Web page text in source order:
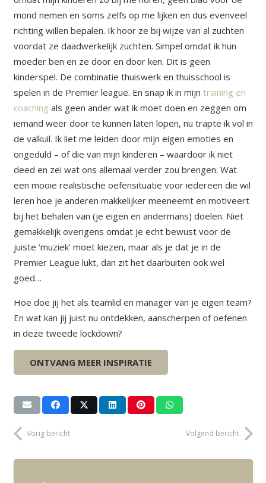
mond nemen en soms zelfs op me lijken en dus evenveel
richting willen bepalen. Ik hoor ze bij wijze van al zuchten
voordat ze daadwerkelijk zuchten. Simpel omdat ik hun
moeder ben en ze door en door ken. Dit is geen
kinderspel. De combinatie thuiswerk en thuisschool is
spelen in de Premier league. En snap ik in mijn training en
coaching als geen ander wat ik moet doen en zeggen om
iemand weer door te kunnen laten lopen, nu trapte ik vol in
de valkuil. Ik liet me leiden door mijn eigen emoties en
ongeduld – of die van mijn kinderen – waardoor ik niet
deed en zei wat ons allemaal verder zou brengen. Wat
een mooie realistische oefensituatie voor iedereen die wil
leren hoe je anderen makkelijker meeneemt en motiveert
bij het behalen van (je eigen en andermans) doelen. Niet
gemakkelijk overigens omdat je echt bewust voor de
juiste ‘muziek’ moet kiezen, maar als je dat je in de
Premier League lukt, dan zit het daarbuiten ook wel
goed…
Hoe doe jij het als teamlid en manager van je eigen team?
En wat kan jij juist nu ontdekken, aanscherpen of oefenen
in deze tweede lockdown?
Groet, Eiline
ONTVANG MEER INSPIRATIE
Vorig bericht Volgend bericht